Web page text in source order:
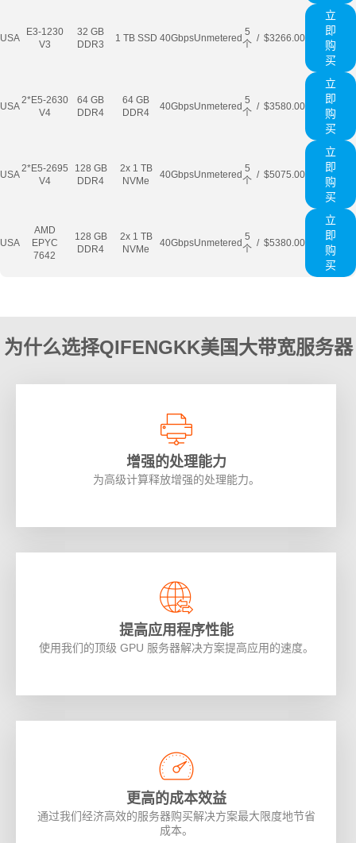
USA
E3-1230
V3
32 GB
DDR3
1 TB SSD 40GbpsUnmetered
5
个
/ $3266.00
立
即
购
买
USA
2*E5-2630
V4
64 GB
DDR4
64 GB
DDR4
40GbpsUnmetered
5
个
/ $3580.00
立
即
购
买
USA
2*E5-2695
V4
128 GB
DDR4
2x 1 TB
NVMe
40GbpsUnmetered
5
个
/ $5075.00
立
即
购
买
USA
AMD
EPYC
7642
128 GB
DDR4
2x 1 TB
NVMe
40GbpsUnmetered
5
个
/ $5380.00
立
即
购
买
为什么选择QIFENGKK美国大带宽服务器
增强的处理能力
为高级计算释放增强的处理能力。
提高应用程序性能
使用我们的顶级 GPU 服务器解决方案提高应用的速度。
更高的成本效益
通过我们经济高效的服务器购买解决方案最大限度地节省
成本。